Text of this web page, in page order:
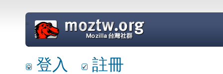
=
登入 註冊